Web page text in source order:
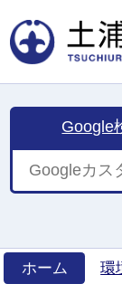
Google
ホーム
環